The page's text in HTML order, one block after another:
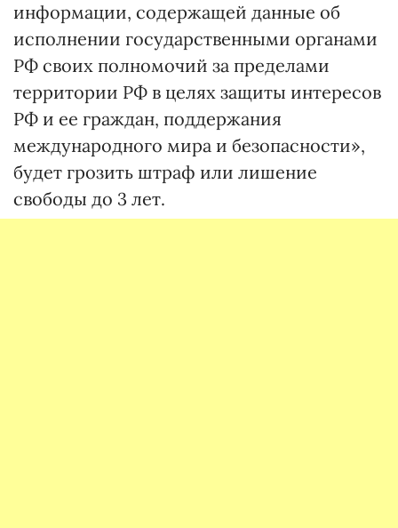
информации, содержащей данные об
исполнении государственными органами
РФ своих полномочий за пределами
территории РФ в целях защиты интересов
РФ и ее граждан, поддержания
международного мира и безопасности»,
будет грозить штраф или лишение
свободы до 3 лет.